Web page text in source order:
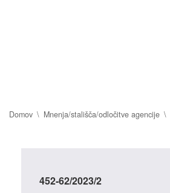
Domov Mnenja/stališča/odločitve agencije
452-62/2023/2